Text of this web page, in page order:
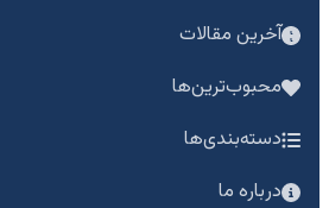
آخرین مقالات
محبوب‌ترین‌ها
دسته‌بندی‌ها
درباره ما